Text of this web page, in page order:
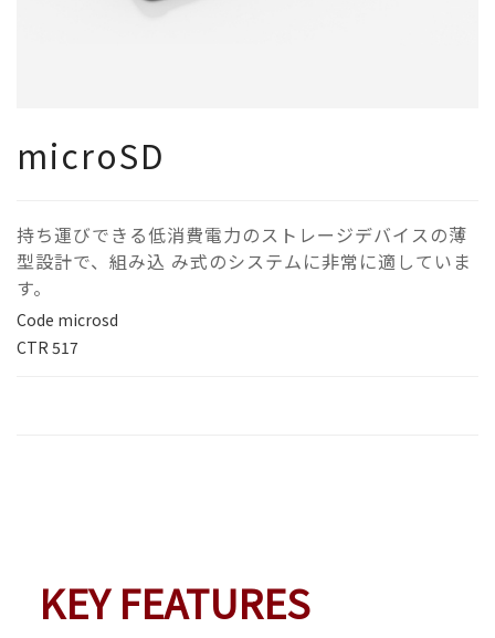
microSD
持ち運びできる低消費電力のストレージデバイスの薄
型設計で、組み込 み式のシステムに非常に適していま
す。
Code microsd
CTR 517
KEY FEATURES